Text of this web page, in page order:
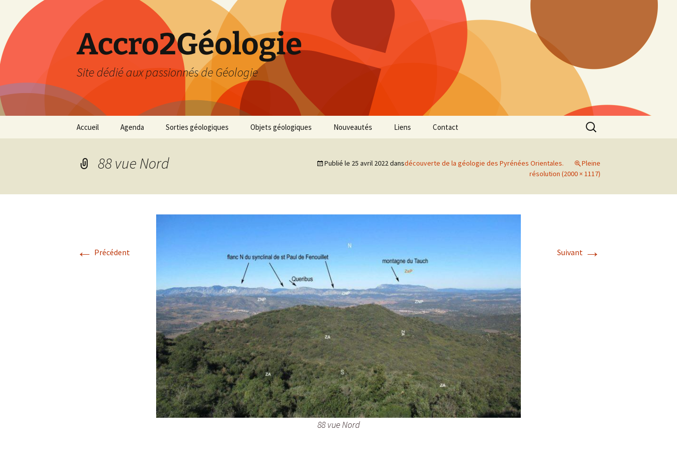
Accro2Géologie
Site dédié aux passionnés de Géologie
Aller
Accueil Agenda
Février 2026
Septembre 2026
octobre 2026
novembre 2026.
Sorties géologiques Objets géologiques Nouveautés Liens Contact Rechercher :
88 vue Nord Publié le 25 avril 2022dansdécouverte de la géologie des Pyrénées Orientales.
Pleine
résolution (2000 × 1117)
← Précédent Suivant →
88 vue Nord